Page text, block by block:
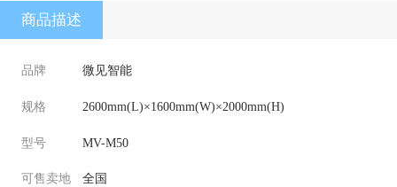
商品描述
品牌 微见智能
规格 2600mm(L)×1600mm(W)×2000mm(H)
型号 MV-M50
可售卖地 全国